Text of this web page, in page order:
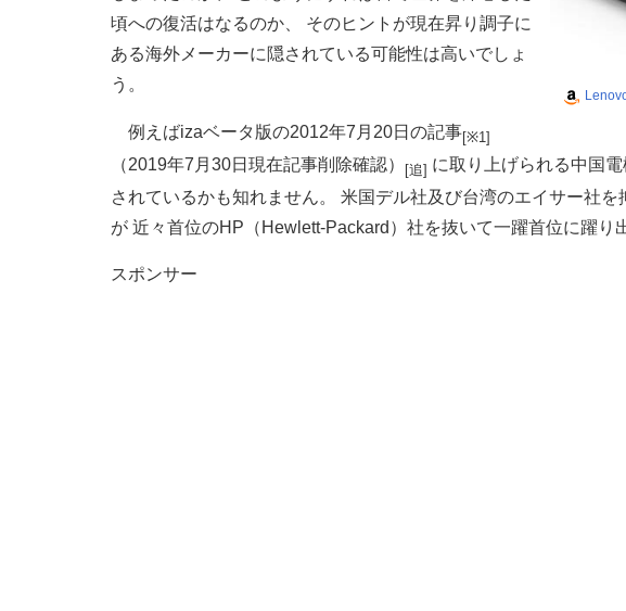
頃への復活はなるのか、 そのヒントが現在昇り調子に
ある海外メーカーに隠されている可能性は高いでしょ
う。
例えばizaベータ版の2012年7月20日の記事[※1]
（2019年7月30日現在記事削除確認） [追] に取り上げられる中国
されているかも知れません。 米国デル社及び台湾のエイサー社
が 近々首位のHP（Hewlett-Packard）社を抜いて一躍首位に躍り
スポンサー